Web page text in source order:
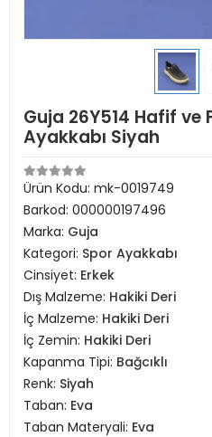
Guja 26Y514 Hafif ve
Ayakkabı Siyah
Ürün Kodu: mk-0019749
Barkod: 000000197496
Marka: Guja
Kategori: Spor Ayakkabı
Cinsiyet: Erkek
Dış Malzeme: Hakiki Deri
İç Malzeme: Hakiki Deri
İç Zemin: Hakiki Deri
Kapanma Tipi: Bağcıklı
Renk: Siyah
Taban: Eva
Taban Materyali: Eva